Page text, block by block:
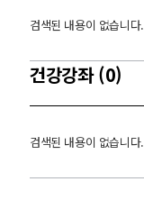
검색된 내용이 없습니다.
건강강좌 (0)
검색된 내용이 없습니다.